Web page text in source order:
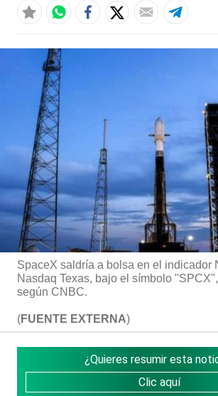
SpaceX saldría a bolsa en el indicador
Nasdaq Texas, bajo el símbolo
según CNBC.
(FUENTE EXTERNA)
¿Quieres resumir esta
Clic aquí